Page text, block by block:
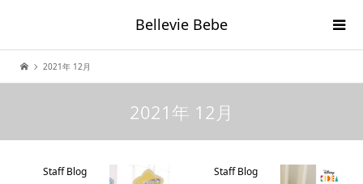
Bellevie Bebe
2021年 12月
2021年 12月
Staff Blog Staff Blog